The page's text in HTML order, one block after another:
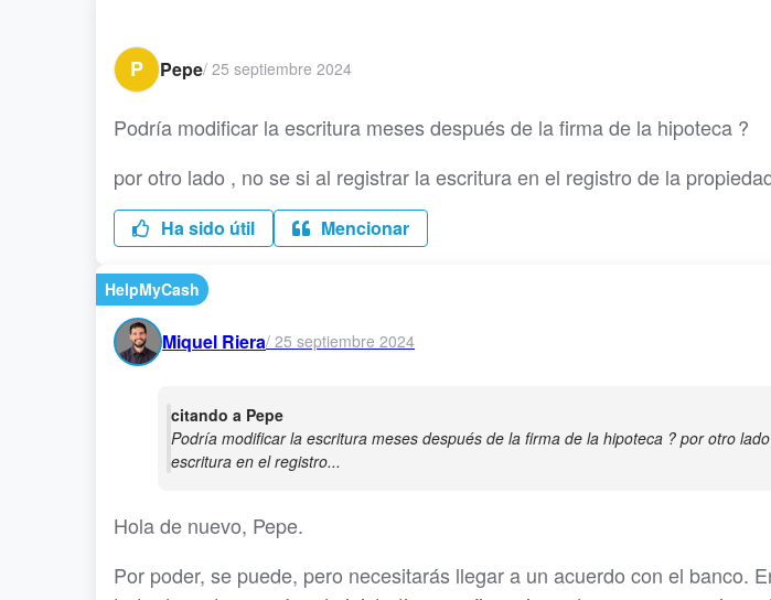
P
Pepe/ 25 septiembre 2024
Podría modificar la escritura meses después de la firma de la hipoteca ?
por otro lado , no se si al registrar la escritura en el registro de la
Ha sido útil Mencionar
HelpMyCash
Miquel Riera/ 25 septiembre 2024
citando a Pepe
Podría modificar la escritura meses después de la firma de la hipoteca ? por otro
escritura en el registro...
Hola de nuevo, Pepe.
Por poder, se puede, pero necesitarás llegar a un acuerdo con el banco.